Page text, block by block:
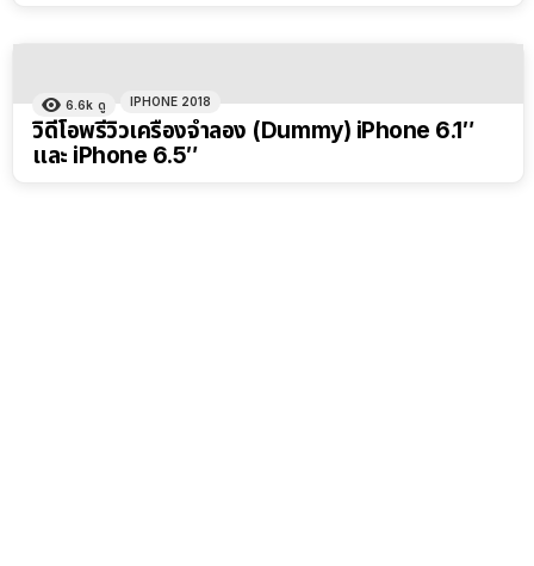
6.6k ดู IPHONE 2018
วิดีโอพรีวิวเครื่องจำลอง (Dummy) iPhone 6.1″
และ iPhone 6.5″